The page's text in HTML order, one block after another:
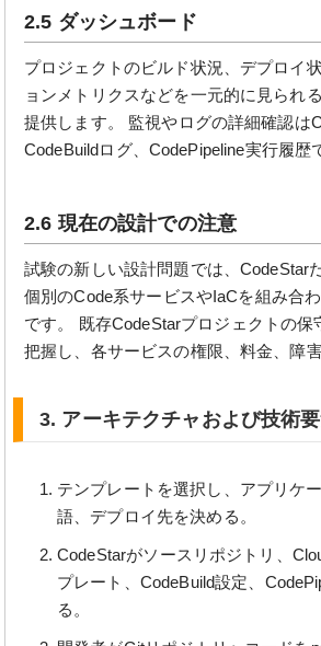
2.5 ダッシュボード
プロジェクトのビルド状況、デプロイ
ョンメトリクスなどを一元的に見られ
提供します。 監視やログの詳細確認は
CodeBuildログ、CodePipeline実行履歴
2.6 現在の設計での注意
試験の新しい設計問題では、CodeStar
個別のCode系サービスやIaCを組み合
です。 既存CodeStarプロジェクトの保
把握し、各サービスの権限、料金、障
3. アーキテクチャおよび技術
テンプレートを選択し、アプリケ
語、デプロイ先を決める。
CodeStarがソースリポジトリ、
プレート、CodeBuild設定、
る。